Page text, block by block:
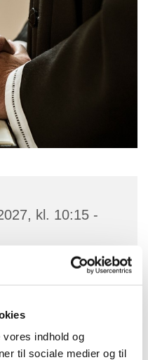
indhold og
til sociale medier og til
kl. 10:15 -